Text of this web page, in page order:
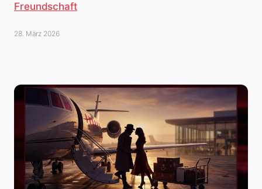
Freundschaft
28. März 2026